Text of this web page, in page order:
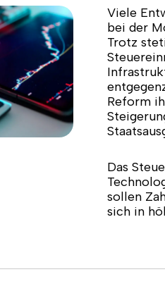
Viele
bei der
Trotz
Reform
Das
sollen
sich in